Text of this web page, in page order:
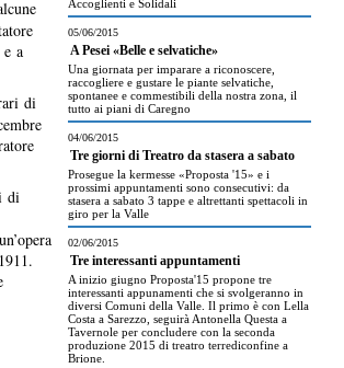
a
di
di
Accoglienti e Solidali
05/06/2015
A Pesei «Belle e selvatiche»
Una giornata per imparare a riconoscere,
raccogliere e gustare le piante selvatiche,
spontanee e commestibili della nostra zona, il
tutto ai piani di Caregno
04/06/2015
Tre giorni di Treatro da stasera a sabato
Prosegue la kermesse «Proposta '15» e i
prossimi appuntamenti sono consecutivi: da
stasera a sabato 3 tappe e altrettanti spettacoli in
giro per la Valle
02/06/2015
Tre interessanti appuntamenti
A inizio giugno Proposta'15 propone tre
interessanti appunamenti che si svolgeranno in
diversi Comuni della Valle. Il primo è con Lella
Costa a Sarezzo, seguirà Antonella Questa a
Tavernole per concludere con la seconda
produzione 2015 di treatro terrediconfine a
Brione.